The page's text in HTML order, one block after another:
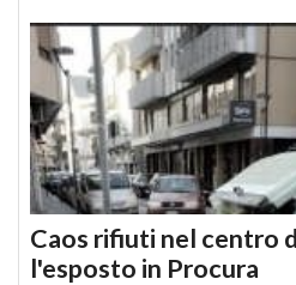
Caos rifiuti nel centro
l'esposto in Procura